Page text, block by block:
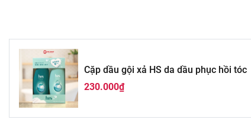
• Dầu xả:Hoạt chất: kẽm pyrithione lỏng Các
cetanol, methylpolysiloxane trùng hợp cao (1),
lỏng, rượu benzyl, hương thơm, anhydrous citric
bột ngọc trai
Cặp dầu gội xả HS da dầu phục hồi tóc
230.000₫